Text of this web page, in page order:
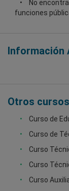
No
funciones
Información
Otros cursos
Curso de
Curso de
Curso
Curso
Curso